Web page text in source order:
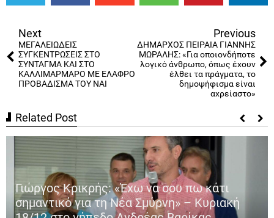
Next
ΜΕΓΑΛΕΙΩΔΕΙΣ
ΣΥΓΚΕΝΤΡΩΣΕΙΣ ΣΤΟ
ΣΥΝΤΑΓΜΑ ΚΑΙ ΣΤΟ
ΚΑΛΛΙΜΑΡΜΑΡΟ ΜΕ ΕΛΑΦΡΟ
ΠΡΟΒΑΔΙΣΜΑ ΤΟΥ ΝΑΙ
Previous
ΔΗΜΑΡΧΟΣ ΠΕΙΡΑΙΑ ΓΙΑΝΝΗΣ
ΜΩΡΑΛΗΣ: «Για οποιονδήποτε
λογικό άνθρωπο, όπως έχουν
έλθει τα πράγματα, το
δημοψήφισμα είναι
αχρείαστο»
Related Post
Γιώργος Κρικρής: «Έχω να σου πω κάτι
σημαντικό για τη Νέα Σμύρνη» – Κυριακή